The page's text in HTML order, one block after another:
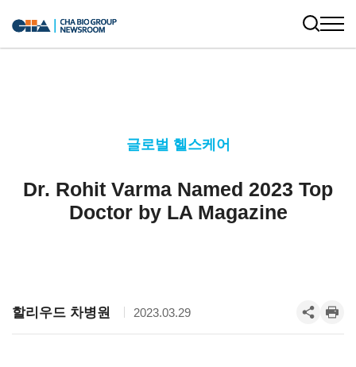
글로벌 헬스케어
Dr. Rohit Varma Named 2023 Top
Doctor by LA Magazine
할리우드 차병원 2023.03.29